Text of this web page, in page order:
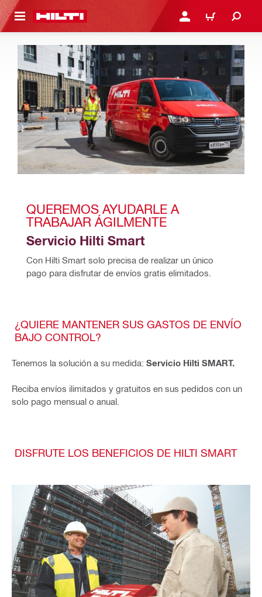
PRINCIPAL INICIE SESIÓN O
CARRITO
QUEREMOS AYUDARLE A
TRABAJAR ÁGILMENTE
Servicio Hilti Smart
Con Hilti Smart solo precisa de realizar un único
pago para disfrutar de envíos gratis elimitados.
¿QUIERE MANTENER SUS GASTOS DE ENVÍO
BAJO CONTROL?
Tenemos la solución a su medida: Servicio Hilti SMART.
Reciba envíos ilimitados y gratuitos en sus pedidos con un
solo pago mensual o anual.
DISFRUTE LOS BENEFICIOS DE HILTI SMART